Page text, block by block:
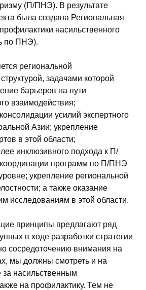
(П/ПНЭ). В результате
была создана Региональная
насильственного
по ПНЭ).
региональной
задачами которой
барьеров на пути
взаимодействия;
усилий экспертного
Азии; укрепление
в этой области;
инклюзивного подхода к П/
программ по П/ПНЭ
укрепление региональной
а также оказание
исследованиям в этой области.
принципы предлагают ряд
в ходе разработки стратегии
сосредоточению внимания на
мы должны смотреть и на
насильственным
на профилактику. Тем не